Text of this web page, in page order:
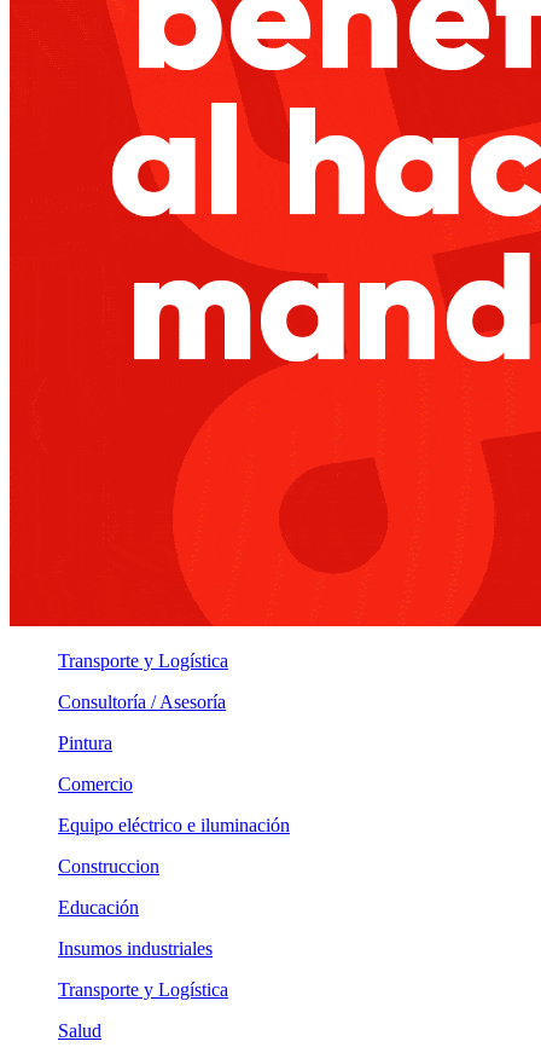
Transporte y Logística
Consultoría / Asesoría
Pintura
Comercio
Equipo eléctrico e iluminación
Construccion
Educación
Insumos industriales
Transporte y Logística
Salud